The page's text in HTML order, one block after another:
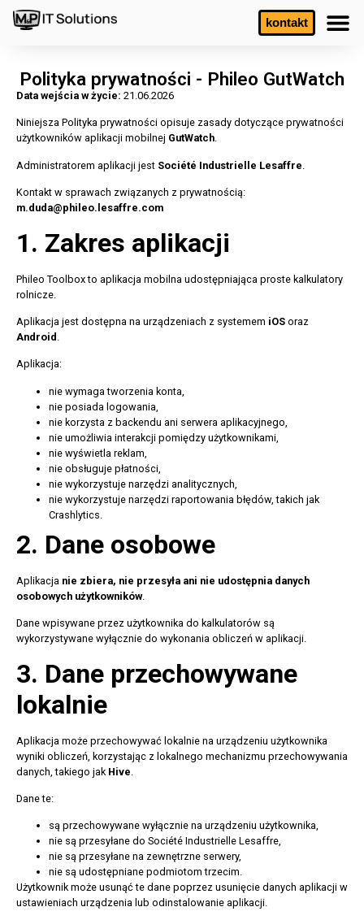
kontakt
Polityka prywatności - Phileo GutWatch
Data wejścia w życie: 21.06.2026
Niniejsza Polityka prywatności opisuje zasady dotyczące prywatności
użytkowników aplikacji mobilnej GutWatch.
Administratorem aplikacji jest Société Industrielle Lesaffre
Kontakt w sprawach związanych z prywatnością:
m.duda@phileo.lesaffre.com
1. Zakres aplikacji
Phileo Toolbox to aplikacja mobilna udostępniająca proste kalkulatory
rolnicze.
Aplikacja jest dostępna na urządzeniach z systemem iOS oraz
Android
Aplikacja:
nie wymaga tworzenia konta,
nie posiada logowania,
nie korzysta z backendu ani serwera aplikacyjnego,
nie umożliwia interakcji pomiędzy użytkownikami,
nie wyświetla reklam,
nie obsługuje płatności,
nie wykorzystuje narzędzi analitycznych,
nie wykorzystuje narzędzi raportowania błędów, takich jak
Crashlytics.
2. Dane osobowe
Aplikacja nie zbiera, nie przesyła ani nie udostępnia danych
osobowych użytkowników.
Dane wpisywane przez użytkownika do kalkulatorów są
wykorzystywane wyłącznie do wykonania obliczeń w aplikacji.
3. Dane przechowywane
lokalnie
Aplikacja może przechowywać lokalnie na urządzeniu użytkownika
wyniki obliczeń, korzystając z lokalnego mechanizmu przechowywania
danych, takiego jak Hive
Dane te:
są przechowywane wyłącznie na urządzeniu użytkownika,
nie są przesyłane do Société Industrielle Lesaffre,
nie są przesyłane na zewnętrzne serwery,
nie są udostępniane podmiotom trzecim.
Użytkownik może usunąć te dane poprzez usunięcie danych aplikacji w
ustawieniach urządzenia lub odinstalowanie aplikacji.